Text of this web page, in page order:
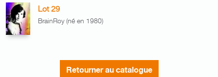
Lot 29
BrainRoy (né en 1980)
Retourner au catalogue